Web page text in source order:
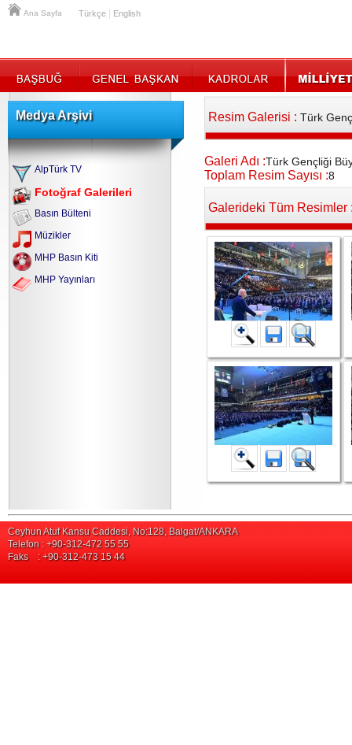
Ana Sayfa Türkçe English
Medya Arşivi
AlpTürk TV
Fotoğraf Galerileri
Basın Bülteni
Müzikler
MHP Basın Kiti
MHP Yayınları
Resim Galerisi : Türk
Galeri Adı :Türk Gençliği
Toplam Resim Sayısı :8
Galerideki Tüm Resimler
Ceyhun Atuf Kansu Caddesi, No:128, Balgat/ANKARA
Telefon : +90-312-472 55 55
Faks : +90-312-473 15 44